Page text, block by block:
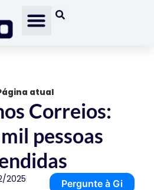
atual
Correios:
pessoas
2025
Pergunte à Gi